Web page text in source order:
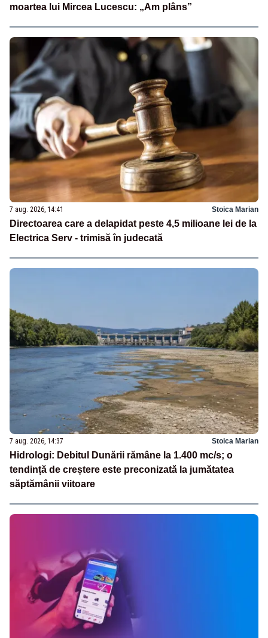
moartea lui Mircea Lucescu: „Am plâns”
7 aug. 2026, 14:41 Stoica Marian
Directoarea care a delapidat peste 4,5 milioane lei de la
Electrica Serv - trimisă în judecată
7 aug. 2026, 14:37 Stoica Marian
Hidrologi: Debitul Dunării rămâne la 1.400 mc/s; o
tendință de creștere este preconizată la jumătatea
săptămânii viitoare